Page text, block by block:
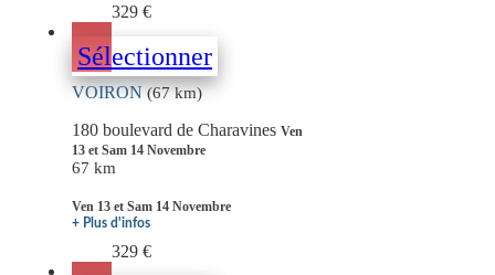
329 €
Sélectionner
VOIRON(67 km)
180 boulevard de Charavines Ven
13 et Sam 14 Novembre
67 km
Ven 13 et Sam 14 Novembre
+ Plus d'infos
329 €